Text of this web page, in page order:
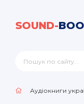
SOUND-
Аудіокниги